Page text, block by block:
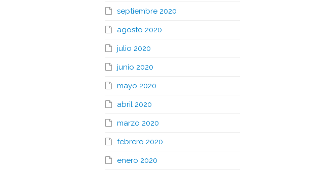
septiembre 2020
agosto 2020
julio 2020
junio 2020
mayo 2020
abril 2020
marzo 2020
febrero 2020
enero 2020